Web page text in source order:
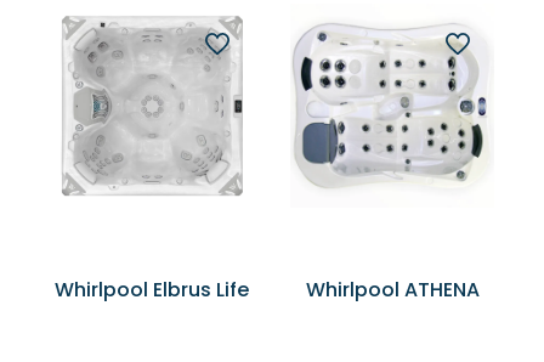
Whirlpool Elbrus Life Whirlpool ATHENA